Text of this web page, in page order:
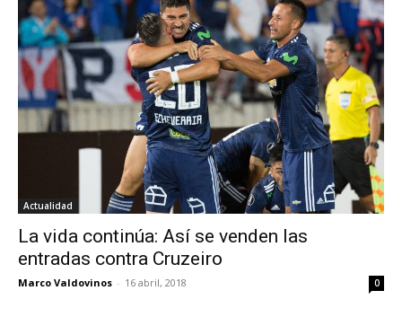
Actualidad
La vida continúa: Así se venden las
entradas contra Cruzeiro
Marco Valdovinos - 16 abril, 2018 0